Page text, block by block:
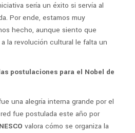
sería un éxito si servía al
Por ende, estamos muy
hecho, aunque siento que
la revolución cultural le falta un
postulaciones para el Nobel de
una alegría interna grande por el
fue postulada este año por
valora cómo se organiza la